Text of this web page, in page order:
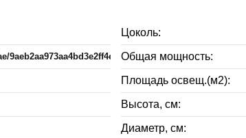
Цоколь:
Общая мощность:
Площадь освещ.(м2):
Высота, см:
Диаметр, см: